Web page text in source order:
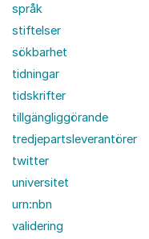
språk
stiftelser
sökbarhet
tidningar
tidskrifter
tillgängliggörande
tredjepartsleverantörer
twitter
universitet
urn:nbn
validering